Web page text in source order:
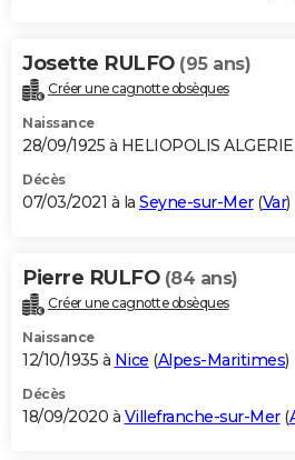
Josette RULFO (95 ans)
Créer une cagnotte obsèques
Naissance
28/09/1925 à HELIOPOLIS ALGERIE
Décès
07/03/2021 à la Seyne-sur-Mer(Var)
Pierre RULFO (84 ans)
Créer une cagnotte obsèques
Naissance
12/10/1935 à Nice (Alpes-Maritimes)
Décès
18/09/2020 à Villefranche-sur-Mer(